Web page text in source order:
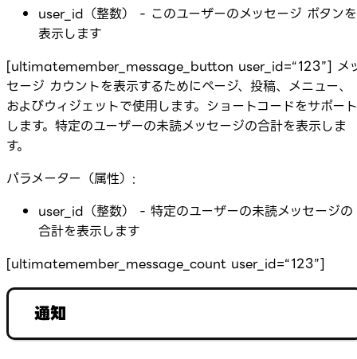
user_id（整数） - このユーザーのメッセージ ボタンを
表示します
[ultimatemember_message_button user_id=“123”] メ
セージ カウントを表示するためにページ、投稿、メニュー、
およびウィジェットで使用します。ショートコードをサポート
します。特定のユーザーの未読メッセージの合計を表示しま
す。
パラメーター（属性）:
user_id（整数） - 特定のユーザーの未読メッセージの
合計を表示します
[ultimatemember_message_count user_id=“123”]
通知